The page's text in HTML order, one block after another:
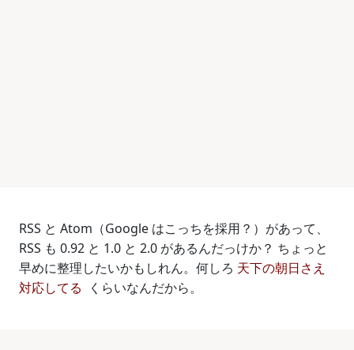
RSS と Atom（Google はこっちを採用？）があって、
RSS も 0.92 と 1.0 と 2.0 があるんだっけか？ ちょっと
早めに整理したいかもしれん。何しろ 天下の朝日さえ
対応してる
くらいなんだから。